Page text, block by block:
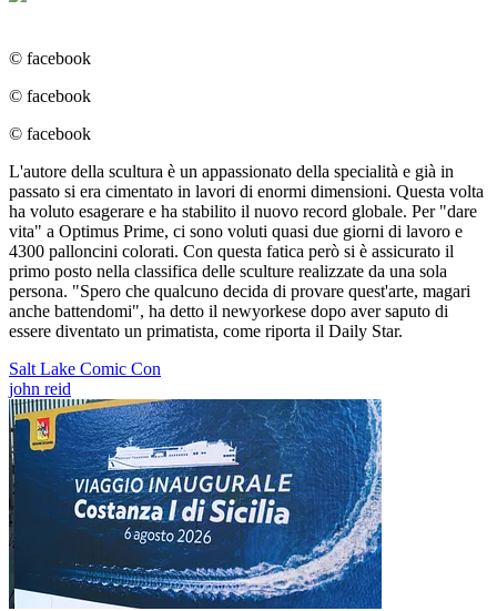
© facebook
© facebook
© facebook
L'autore della scultura è un appassionato della specialità e già in
passato si era cimentato in lavori di enormi dimensioni. Questa volta
ha voluto esagerare e ha stabilito il nuovo record globale. Per "dare
vita" a Optimus Prime, ci sono voluti quasi due giorni di lavoro e
4300 palloncini colorati. Con questa fatica però si è assicurato il
primo posto nella classifica delle sculture realizzate da una sola
persona. "Spero che qualcuno decida di provare quest'arte, magari
anche battendomi", ha detto il newyorkese dopo aver saputo di
essere diventato un primatista, come riporta il Daily Star.
Salt Lake Comic Con
john reid